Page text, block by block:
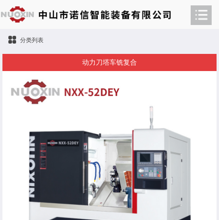
分类列表
动力刀塔车铣复合